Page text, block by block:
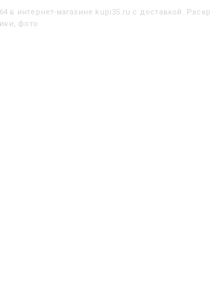
в интернет-магазине kupi35.ru с доставкой.
фото